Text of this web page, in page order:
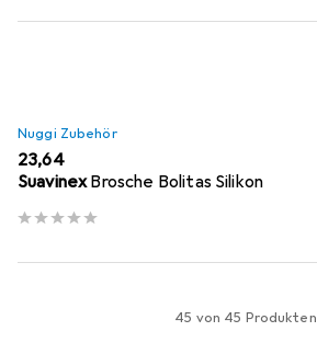
Nuggi Zubehör
EUR
23,64
SuavinexBrosche Bolitas Silikon
45 von 45 Produkten